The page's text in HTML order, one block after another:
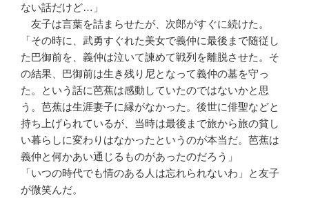
ない話だけど…」
友子は言葉を詰まらせたが、次郎がすぐに続けた。
「その時に、武勇すぐれた美女で義仲に最後まで随従し
た巴御前を、義仲は泣いて諫めて戦列を離脱させた。そ
の結果、巴御前は生き残り尼となって義仲の墓を守っ
た。という話に芭蕉は感動していたのではないかと思
う。芭蕉は生涯妻子に縁がなかった。後世に俳聖などと
持ち上げられているが、当時は最後まで旅から旅の貧し
い暮らしに変わりはなかったというのが本当だ。芭蕉は
義仲と何かあい通じるものがあったのだろう」
「いつの時代でも情のある人は忘れられないわ」と友子
が微笑んだ。